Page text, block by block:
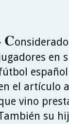
C
en
el artículo
vino
su